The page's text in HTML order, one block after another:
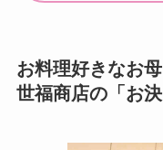
お料理好きなお
世福商店の「お決